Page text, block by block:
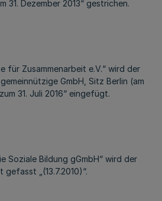
31. Dezember 2013“ gestrichen.
für Zusammenarbeit e.V.“ wird der
GmbH, Sitz Berlin (am
31. Juli 2016“ eingefügt.
Soziale Bildung gGmbH“ wird der
„(13.7.2010)“.